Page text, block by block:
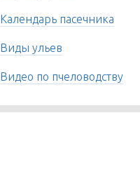
Календарь пасечника
Виды ульев
Видео по пчеловодству